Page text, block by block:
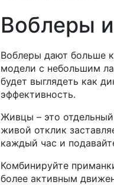
Воблеры
Воблеры дают больше
модели с небольшим
будет выглядеть как
эффективность.
Живцы – это
живой отклик
каждый час и
Комбинируйте
более активным